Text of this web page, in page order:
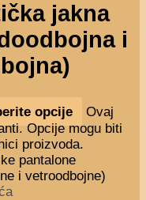
jakna
i
opcije
Ovaj
Opcije mogu biti
proizvoda.